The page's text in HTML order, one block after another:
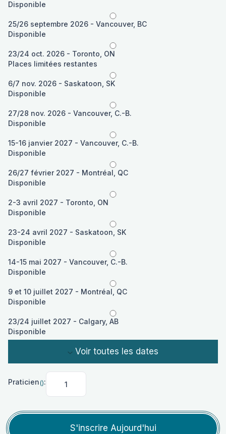
Disponible
25/26 septembre 2026 - Vancouver, BC
Disponible
23/24 oct. 2026 - Toronto, ON
Places limitées restantes
6/7 nov. 2026 - Saskatoon, SK
Disponible
27/28 nov. 2026 - Vancouver, C.-B.
Disponible
15-16 janvier 2027 - Vancouver, C.-B.
Disponible
26/27 février 2027 - Montréal, QC
Disponible
2-3 avril 2027 - Toronto, ON
Disponible
23-24 avril 2027 - Saskatoon, SK
Disponible
14-15 mai 2027 - Vancouver, C.-B.
Disponible
9 et 10 juillet 2027 - Montréal, QC
Disponible
23/24 juillet 2027 - Calgary, AB
Disponible
Voir toutes les dates
Praticien <span
class="variation-
</span>:
Praticien():
S'inscrire Aujourd'hui